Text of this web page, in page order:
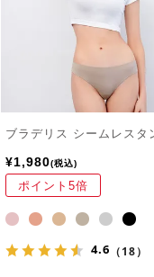
ブラデリス シームレスタ
¥1,980 税込
ポイント5倍
4.6 （18）